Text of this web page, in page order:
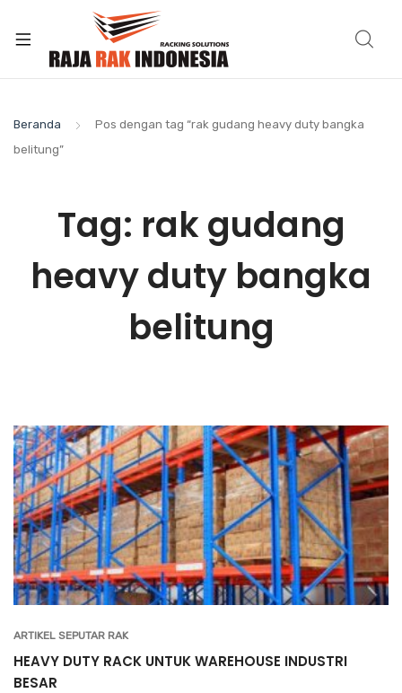
Beranda
Pos dengan tag “rak gudang heavy duty bangka
belitung”
Tag: rak gudang
heavy duty bangka
belitung
ARTIKEL SEPUTAR RAK
HEAVY DUTY RACK UNTUK WAREHOUSE INDUSTRI
BESAR